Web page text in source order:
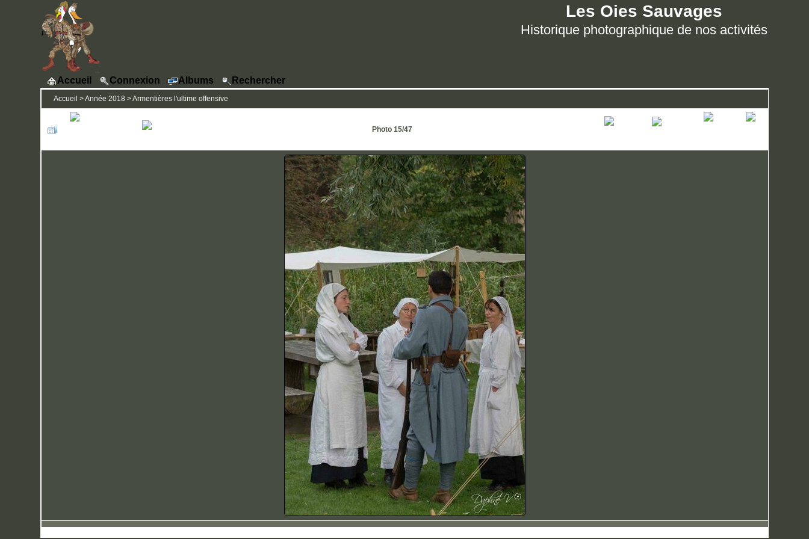
Les Oies Sauvages
Historique photographique de nos activités
Accueil Connexion Albums Rechercher
Accueil >Année 2018 >Armentières l'ultime offensive
Photo 15/47